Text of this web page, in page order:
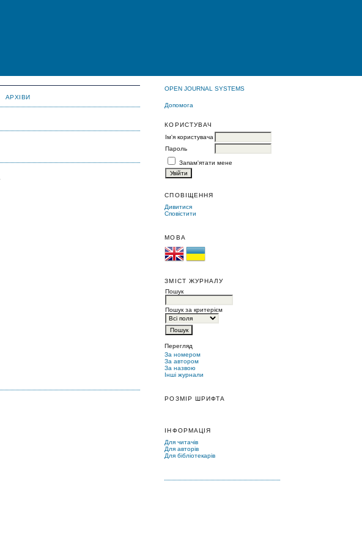
OPEN JOURNAL SYSTEMS
Допомога
КОРИСТУВАЧ
Ім'я користувача
Пароль
Запам'ятати мене
СПОВІЩЕННЯ
Дивитися
Сповістити
МОВА
ЗМІСТ ЖУРНАЛУ
Пошук
Пошук за критерієм
Перегляд
За номером
За автором
За назвою
Інші журнали
РОЗМІР ШРИФТА
ІНФОРМАЦІЯ
Для читачів
Для авторів
Для бібліотекарів
АРХІВИ